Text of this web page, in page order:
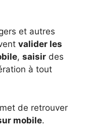
et autres
valider les
, saisir des
à tout
de retrouver
mobile.